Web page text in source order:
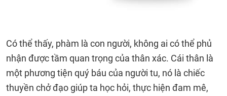
Có thể thấy, phàm là con người, không ai có thể phủ
nhận được tầm quan trọng của thân xác. Cái thân là
một phương tiện quý báu của người tu, nó là chiếc
thuyền chở đạo giúp ta học hỏi, thực hiện đam mê,